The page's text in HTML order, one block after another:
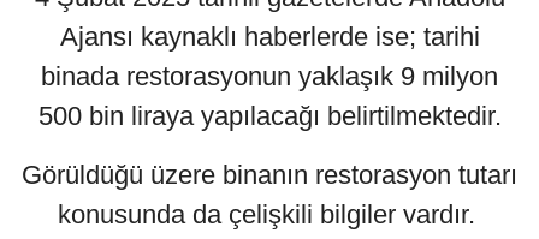
Ajansı kaynaklı haberlerde ise; tarihi
binada restorasyonun yaklaşık 9 milyon
500 bin liraya yapılacağı belirtilmektedir.
Görüldüğü üzere binanın restorasyon tutarı
konusunda da çelişkili bilgiler vardır.